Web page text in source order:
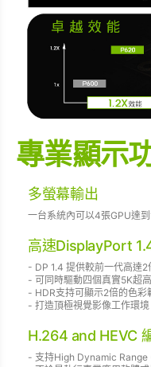
專業顯示
多螢幕輸出
一台系統內可以4張GPU達
高速DisplayPort
- DP 1.4 提供較前一代高達2
- 可同時驅動四個真實5K超
- HDR支持可顯示2倍的色
- 打造頂極視覺影像工作環境
H.264 and HEVC
- 支持High Dynamic Range